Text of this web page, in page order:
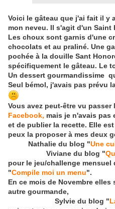
Voici le gâteau que j'ai fait il y
mon neveu. Il s'agit d'un
Les choux sont garnis d'une
chocolats et au praliné. Une
pochée à la douille Sant
spécifiquement le gâteau. Le
Un dessert gourmandissime
Seul bémol, j'avais pas prévu
Vous avez peut-être vu
Facebook, mais je n'avais pas
et de publier la recette. Elle
peux la proposerà mes deux
Nathalie du blog "Une
Viviane du blog "
pour le jeu/challenge mensuel
"Compile moi un menu".
En ce mois de Novembre
autre gourmande,
Sylvie du blog "